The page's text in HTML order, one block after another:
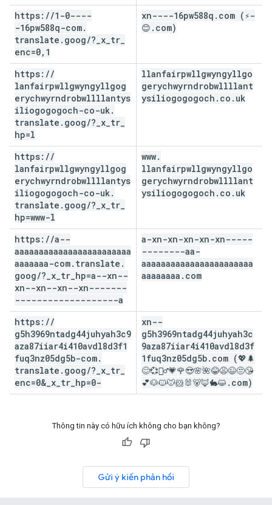
https: //1-0----
-16pw588q-com.
translate . goog/? x tr
enc=0, 1
xn----16pw588q . com (⚡-
😊 . com)
https: //
lanfairpwllgwyngyllgog
erychwyrndrobwllllantys
iliogogogoch-co-uk.
translate . goog/? x tr
hp=l
llanfairpwllgwyngyllgo
gerychwyrndrobwllllant
ysiliogogogoch . co . uk
https: //
lanfairpwllgwyngyllgog
erychwyrndrobwllllantys
iliogogogoch-co-uk.
translate . goog/? x tr
hp=www-l
www.
llanfairpwllgwyngyllgo
gerychwyrndrobwllllant
ysiliogogogoch . co . uk
https: //a--
aaaaaaaaaaaaaaaaaaaaaaaa
aaaaaaa-com. translate .
goog/? x tr hp=a--xn--
xn--xn--xn--xn-------
-------------------a
a-xn-xn-xn-xn-xn-----
--------aa-
aaaaaaaaaaaaaaaaaaaaaaa
aaaaaaaa . com
https: //
g5h3969ntadg44juhyah3c9
aza87iiar4i410avdl8d3f1
fuq3nz05dg5b-com.
translate . goog/? x tr
enc=0& x tr hp=0-
xn--
g5h3969ntadg44juhyah3c
9aza87iiar4i410avdl8d3f
1fuq3nz05dg5b. com (💖🌲
😊💞🤷‍♂️💗🌹😍🌸🌺😂😩😉😒😘
💕🐶🐱🐭🐹🐰🐻🦊🐇😺 . com)
Thông tin này có hữu ích không cho bạn không?
Gửi ý kiến phản hồi